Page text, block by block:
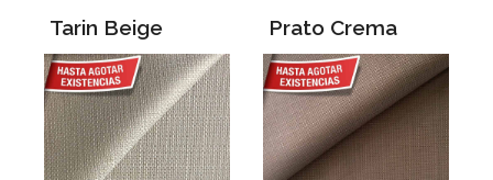
Tarin Beige Prato Crema